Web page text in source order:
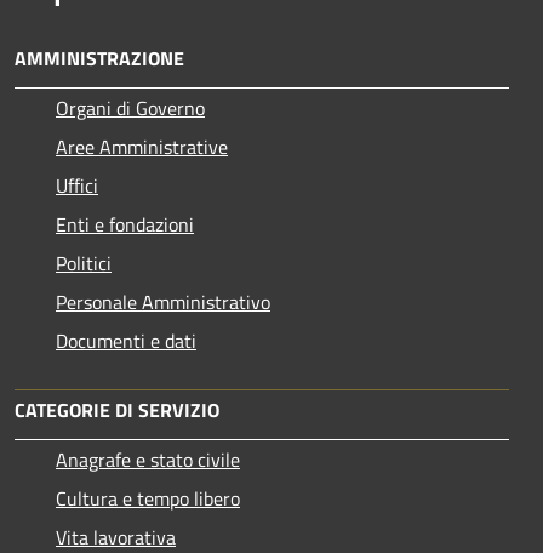
AMMINISTRAZIONE
Organi di Governo
Aree Amministrative
Uffici
Enti e fondazioni
Politici
Personale Amministrativo
Documenti e dati
CATEGORIE DI SERVIZIO
Anagrafe e stato civile
Cultura e tempo libero
Vita lavorativa